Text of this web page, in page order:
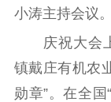
文明创建
小涛主持会议
庆祝大会上
镇戴庄有机农
勋章”。在全